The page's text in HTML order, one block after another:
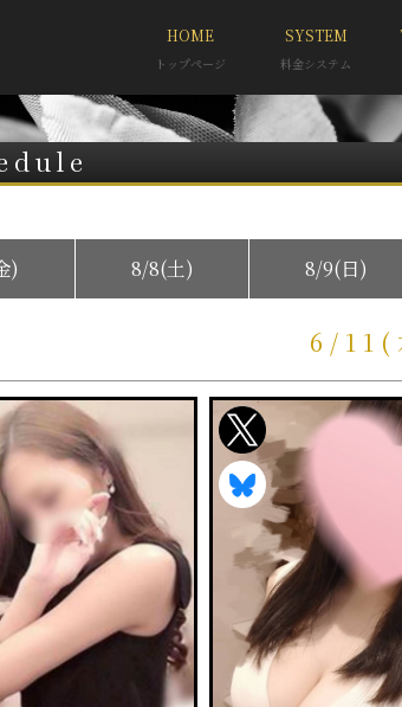
HOME
トップページ
SYSTEM
料金システム
) 8/8(土) 8/9(日)
6/11(